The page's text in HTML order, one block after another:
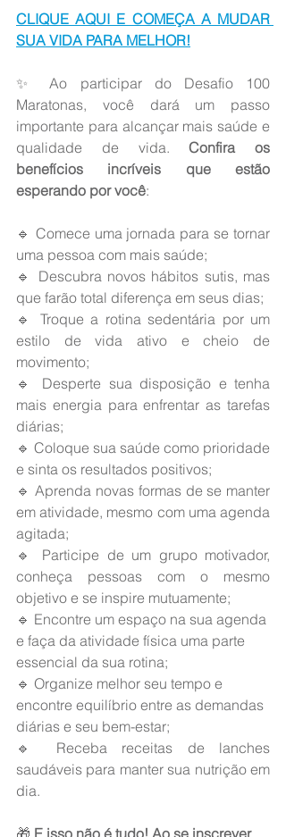
CLIQUE AQUI E COMEÇA A MUDAR
SUA VIDA PARA MELHOR!
✨ Ao participar do Desafio 100
Maratonas, você dará um passo
importante para alcançar mais saúde e
qualidade de vida. Confira os
benefícios incríveis que estão
esperando por você:
🔹 Comece uma jornada para se tornar
uma pessoa com mais saúde;
🔹 Descubra novos hábitos sutis, mas
que farão total diferença em seus dias;
🔹 Troque a rotina sedentária por um
estilo de vida ativo e cheio de
movimento;
🔹 Desperte sua disposição e tenha
mais energia para enfrentar as tarefas
diárias;
🔹 Coloque sua saúde como prioridade
e sinta os resultados positivos;
🔹 Aprenda novas formas de se manter
em atividade, mesmo com uma agenda
agitada;
🔹 Participe de um grupo motivador,
conheça pessoas com o mesmo
objetivo e se inspire mutuamente;
🔹 Encontre um espaço na sua agenda
e faça da atividade física uma parte
essencial da sua rotina;
🔹 Organize melhor seu tempo e
encontre equilíbrio entre as demandas
diárias e seu bem-estar;
🔹 Receba receitas de lanches
saudáveis para manter sua nutrição em
dia.
🎁 E isso não é tudo! Ao se inscrever